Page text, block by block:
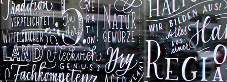
HOFMETZGEREI OTTILLINGER II